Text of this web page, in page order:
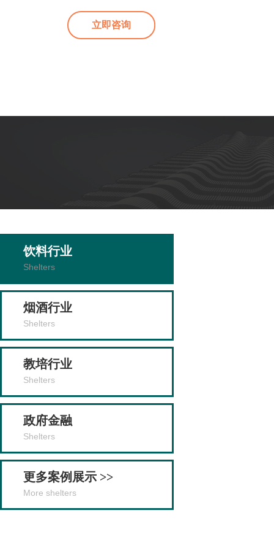
立即咨询
饮料行业
Shelters
烟酒行业
Shelters
教培行业
Shelters
政府金融
Shelters
更多案例展示 >>
More shelters